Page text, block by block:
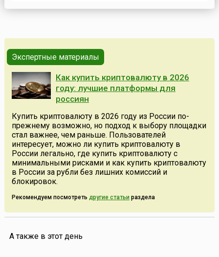
ведет еще с 1880 года, когда впервые был публично
Соединенных ...
Экспертные материалы
Как купить криптовалюту в 2026
году: лучшие платформы для
россиян
Купить криптовалюту в 2026 году из России по-
прежнему возможно, но подход к выбору площадки
стал важнее, чем раньше. Пользователей
интересует, можно ли купить криптовалюту в
России легально, где купить криптовалюту с
минимальными рисками и как купить криптовалюту
в России за рубли без лишних комиссий и
блокировок.
Рекомендуем посмотреть другие статьи раздела
А также в этот день